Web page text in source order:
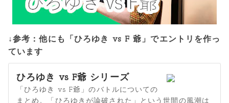
↓参考：他にも「ひろゆき vs F 爺」でエントリを作っ
ています
ひろゆき vs F爺 シリーズ
「ひろゆき vs F爺」のバトルについての
まとめ。「ひろゆきが論破された」という世間の風潮は